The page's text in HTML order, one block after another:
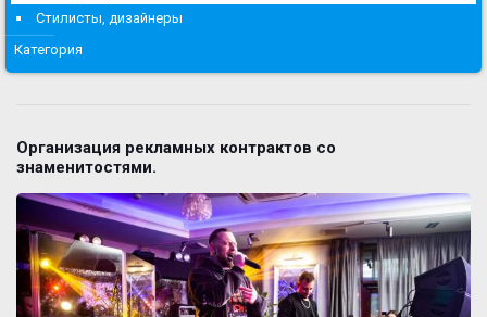
Стилисты, дизайнеры
Категория
Организация рекламных контрактов со
знаменитостями.